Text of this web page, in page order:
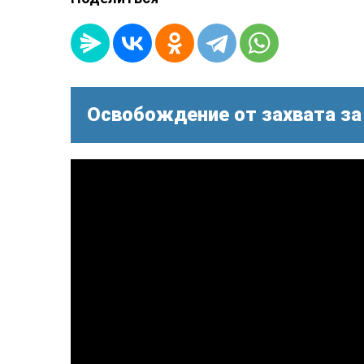
Освобождение от захвата за